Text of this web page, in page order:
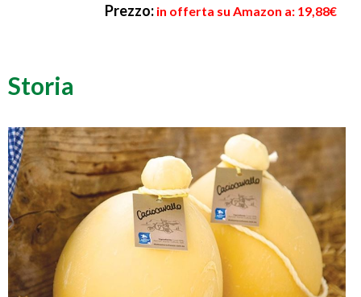
Prezzo: in offerta su Amazon a: 19,88€
Storia